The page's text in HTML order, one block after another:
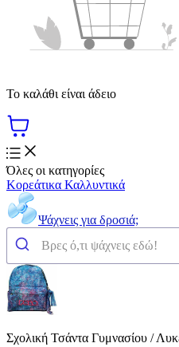
Το καλάθι είναι άδειο
Όλες οι κατηγορίες
Κορεάτικα Καλλυντικά
Ψάχνεις για δροσιά;
Σχολική Τσάντα Γυμνασίου /